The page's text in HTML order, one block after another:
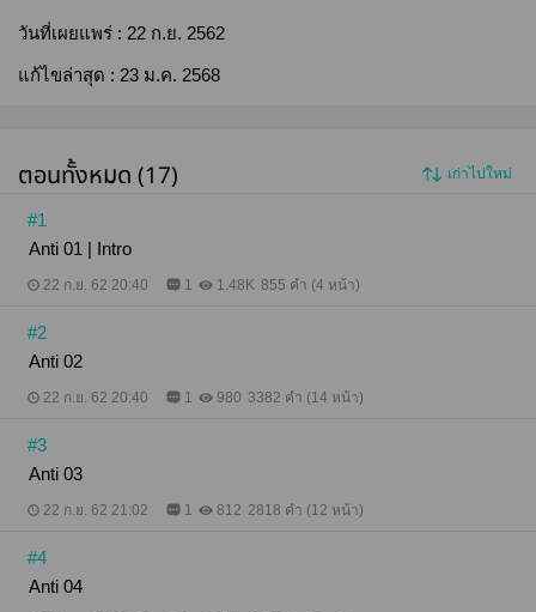
วันที่เผยแพร่ : 22 ก.ย. 2562
แก้ไขล่าสุด : 23 ม.ค. 2568
ตอนทั้งหมด (17) เก่าไปใหม่
#1
Anti 01 | Intro
22 ก.ย. 62 20:40 1 1.48K 855 คำ (4 หน้า)
#2
Anti 02
22 ก.ย. 62 20:40 1 980 3382 คำ (14 หน้า)
#3
Anti 03
22 ก.ย. 62 21:02 1 812 2818 คำ (12 หน้า)
#4
Anti 04